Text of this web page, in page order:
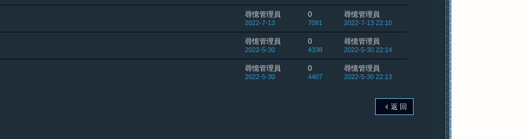
尋憶管理員
2022-7-13
0
7091
尋憶管理員
2022-7-13 22:10
尋憶管理員
2022-5-30
0
4338
尋憶管理員
2022-5-30 22:14
尋憶管理員
2022-5-30
0
4407
尋憶管理員
2022-5-30 22:13
返 回